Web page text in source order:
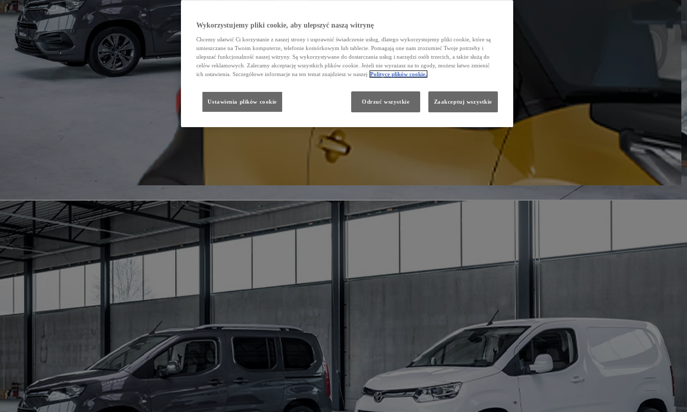
Wykorzystujemy pliki cookie, aby ulepszyć naszą witrynę
Chcemy ułatwić Ci korzystanie z naszej strony i usprawnić świadczenie usług, dlatego wykorzystujemy pliki cookie, które są
umieszczane na Twoim komputerze, telefonie komórkowym lub tablecie. Pomagają one nam zrozumieć Twoje potrzeby i
ulepszać funkcjonalność naszej witryny. Są wykorzystywane do dostarczania usług i narzędzi osób trzecich, a także służą do
celów reklamowych. Zalecamy akceptację wszystkich plików cookie. Jeżeli nie wyrażasz na to zgody, możesz łatwo zmienić
ich ustawienia. Szczegółowe informacje na ten temat znajdziesz w naszej Polityce plików cookie.
Ustawienia plików cookie Odrzuć wszystkie Zaakceptuj wszystkie